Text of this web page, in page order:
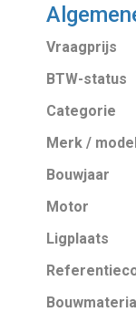
Vraagprijs
BTW-status
Categorie
Merk /
Bouwjaar
Motor
Ligplaats